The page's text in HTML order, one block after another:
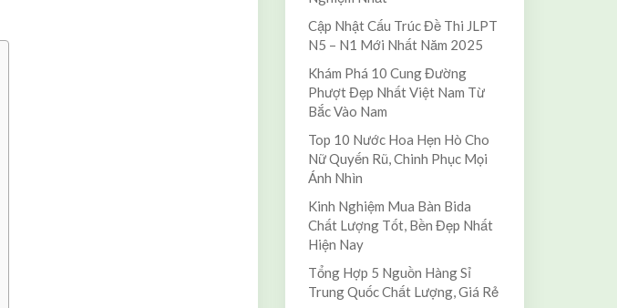
Cập Nhật Cấu Trúc Đề Thi JLPT
N5 – N1 Mới Nhất Năm 2025
Khám Phá 10 Cung Đường
Phượt Đẹp Nhất Việt Nam Từ
Bắc Vào Nam
Top 10 Nước Hoa Hẹn Hò Cho
Nữ Quyến Rũ, Chinh Phục Mọi
Ánh Nhìn
Kinh Nghiệm Mua Bàn Bida
Chất Lượng Tốt, Bền Đẹp Nhất
Hiện Nay
Tổng Hợp 5 Nguồn Hàng Sỉ
Trung Quốc Chất Lượng, Giá Rẻ